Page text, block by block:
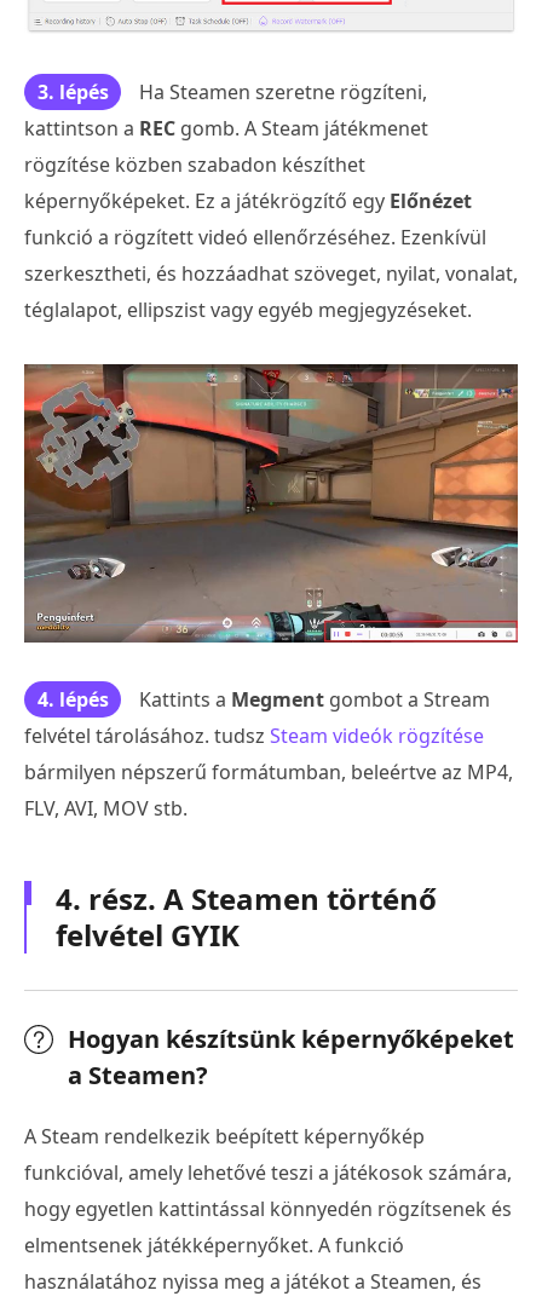
3. lépés
Ha Steamen szeretne rögzíteni,
kattintson a REC gomb. A Steam játékmenet
rögzítése közben szabadon készíthet
képernyőképeket. Ez a játékrögzítő egy Előnézet
funkció a rögzített videó ellenőrzéséhez. Ezenkívül
szerkesztheti, és hozzáadhat szöveget, nyilat, vonalat,
téglalapot, ellipszist vagy egyéb megjegyzéseket.
4. lépés Kattints a Megment gombot a Stream
felvétel tárolásához. tudsz Steam videók rögzítése
bármilyen népszerű formátumban, beleértve az MP4,
FLV, AVI, MOV stb.
4. rész. A Steamen történő
felvétel GYIK
Hogyan készítsünk képernyőképeket
a Steamen?
A Steam rendelkezik beépített képernyőkép
funkcióval, amely lehetővé teszi a játékosok számára,
hogy egyetlen kattintással könnyedén rögzítsenek és
elmentsenek játékképernyőket. A funkció
használatához nyissa meg a játékot a Steamen, és